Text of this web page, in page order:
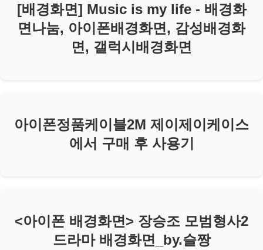
[배경화면] Music is my life - 배경화
면나눔, 아이폰배경화면, 감성배경화
면, 갤럭시배경화면
아이폰정품케이블2M 제이제이케이스
에서 구매 후 사용기
<아이폰 배경화면> 장승조 모범형사2
드라마 배경화면_by.슬짱